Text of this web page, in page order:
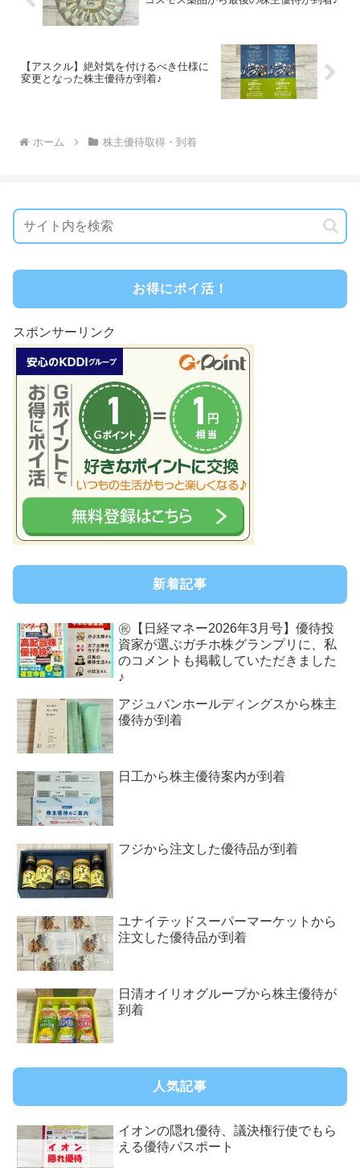
【アスクル】絶対気を付けるべき仕様に
変更となった株主優待が到着♪
ホーム 株主優待取得・到着
お得にポイ活！
スポンサーリンク
新着記事
㊗【日経マネー2026年3月号】優待投
資家が選ぶガチホ株グランプリに、私
のコメントも掲載していただきました
♪
アジュバンホールディングスから株主
優待が到着
日工から株主優待案内が到着
フジから注文した優待品が到着
ユナイテッドスーパーマーケットから
注文した優待品が到着
日清オイリオグループから株主優待が
到着
人気記事
イオンの隠れ優待、議決権行使でもら
える優待パスポート